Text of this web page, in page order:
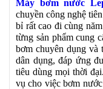
Máy bơm nước
chuyền công nghệ
bỉ rất cao đi cùng
từng sản phẩm cung
bơm chuyên dụng và
dân dụng, đáp ứng
tiêu dùng mọi thời
vụ cho việc bơm